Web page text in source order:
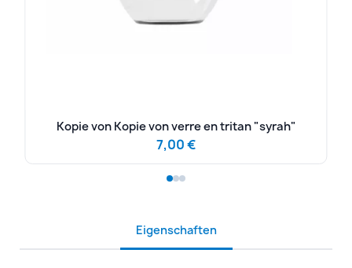
Kopie von Kopie von verre en tritan "syrah"
7,00 €
Eigenschaften